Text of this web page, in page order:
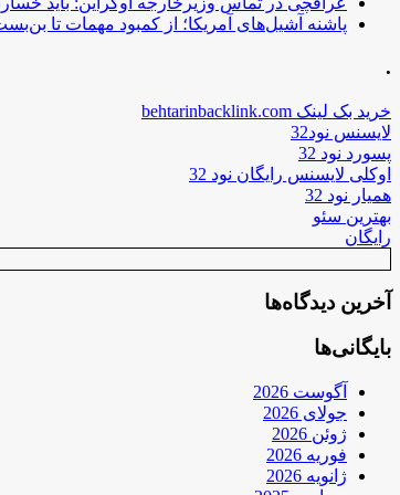
پاشنه آشیل‌های آمریکا؛ از کمبود مهمات تا
.
خرید بک لینک behtarinbacklink.com
لایسنس نود32
پسورد نود 32
اوکلی لایسنس رایگان نود 32
همیار نود 32
بهترین سئو
رایگان
آخرین دیدگاه‌ها
بایگانی‌ها
آگوست 2026
جولای 2026
ژوئن 2026
فوریه 2026
ژانویه 2026